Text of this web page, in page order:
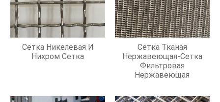
Сетка Никелевая И
Нихром Сетка
Сетка Тканая
Нержавеющая-Сетка
Фильтровая
Нержавеющая